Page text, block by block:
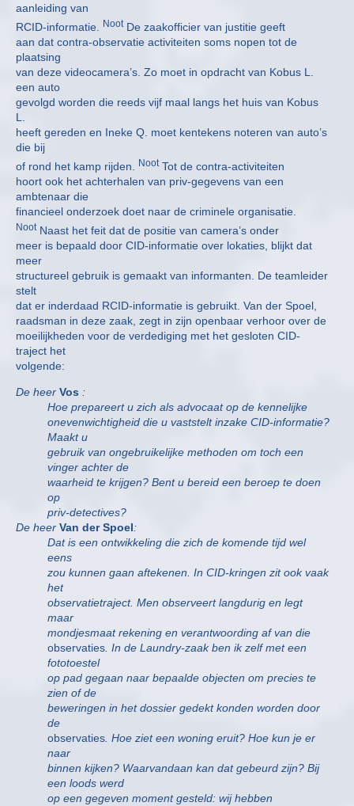
aanleiding van
RCID-informatie. NootDe zaakofficier van justitie geeft
aan dat contra-observatie activiteiten soms nopen tot de
plaatsing
van deze videocamera’s. Zo moet in opdracht van Kobus L.
een auto
gevolgd worden die reeds vijf maal langs het huis van Kobus
L.
heeft gereden en Ineke Q. moet kentekens noteren van auto’s
die bij
of rond het kamp rijden. NootTot de contra-activiteiten
hoort ook het achterhalen van priv-gegevens van een
ambtenaar die
financieel onderzoek doet naar de criminele organisatie.
NootNaast het feit dat de positie van camera’s onder
meer is bepaald door CID-informatie over lokaties, blijkt dat
meer
structureel gebruik is gemaakt van informanten. De teamleider
stelt
dat er inderdaad RCID-informatie is gebruikt. Van der Spoel,
raadsman in deze zaak, zegt in zijn openbaar verhoor over de
moeilijkheden voor de verdediging met het gesloten CID-
traject het
volgende:
De heer Vos :
Hoe prepareert u zich als advocaat op de kennelijke
onevenwichtigheid die u vaststelt inzake CID-informatie?
Maakt u
gebruik van ongebruikelijke methoden om toch een
vinger achter de
waarheid te krijgen? Bent u bereid een beroep te doen
op
priv-detectives?
De heer Van der Spoel:
Dat is een ontwikkeling die zich de komende tijd wel
eens
zou kunnen gaan aftekenen. In CID-kringen zit ook vaak
het
observatietraject. Men observeert langdurig en legt
maar
mondjesmaat rekening en verantwoording af van die
observaties. In de Laundry-zaak ben ik zelf met een
fototoestel
op pad gegaan naar bepaalde objecten om precies te
zien of de
beweringen in het dossier gedekt konden worden door
de
observaties. Hoe ziet een woning eruit? Hoe kun je er
naar
binnen kijken? Waarvandaan kan dat gebeurd zijn? Bij
een loods werd
op een gegeven moment gesteld: wij hebben